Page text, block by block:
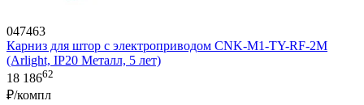
047463
Карниз для штор с электроприводом CNK-M1-TY-RF-2M
(Arlight, IP20 Металл, 5 лет)
18 18662
₽/компл